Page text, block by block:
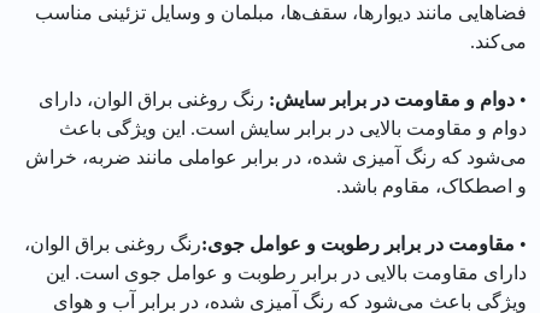
فضاهایی مانند دیوارها، سقف‌ها، مبلمان و وسایل تزئینی مناسب
می‌کند.
•دوام و مقاومت در برابر سایش: رنگ روغنی براق الوان، دارای
دوام و مقاومت بالایی در برابر سایش است. این ویژگی باعث
می‌شود که رنگ آمیزی شده، در برابر عواملی مانند ضربه، خراش
و اصطکاک، مقاوم باشد.
• مقاومت در برابر رطوبت و عوامل جوی:رنگ روغنی براق الوان،
دارای مقاومت بالایی در برابر رطوبت و عوامل جوی است. این
ویژگی باعث می‌شود که رنگ آمیزی شده، در برابر آب و هوای